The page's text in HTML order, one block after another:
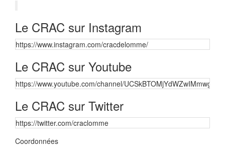
Le CRAC sur Instagram
https://www.instagram.com/cracdelomme/
Le CRAC sur Youtube
https://www.youtube.com/channel/
Le CRAC sur Twitter
https://twitter.com/craclomme
Coordonnées